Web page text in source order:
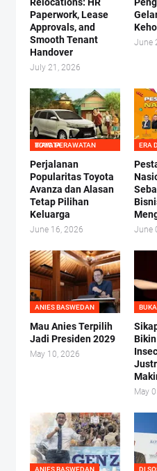
Paperwork, Lease
Approvals, and
Smooth Tenant
Handover
July 21, 2026
June
BIAYA PERAWATAN TOYOTA
Perjalanan
Popularitas Toyota
Avanza dan Alasan
Tetap Pilihan
Keluarga
June 16, 2026
ERA
June
ANIES BASWEDAN
Mau Anies Terpilih
Jadi Presiden 2029
May 10, 2026
May
ANIES BASWEDAN DI